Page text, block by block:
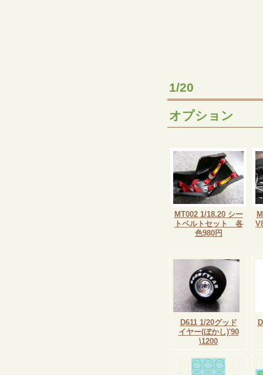
1/20
オプション
MT002 1/18.20 シー
トベルトセット 各
色980円
D611 1/20グッド
イヤー(ぼかし)'90
\1200